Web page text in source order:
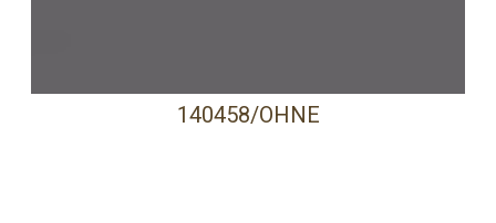
140458/OHNE